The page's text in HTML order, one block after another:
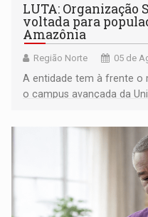
LUTA: Organização
voltada para
Amazônia
Região Norte 05 de
A entidade tem à frente o
o campus avançada da